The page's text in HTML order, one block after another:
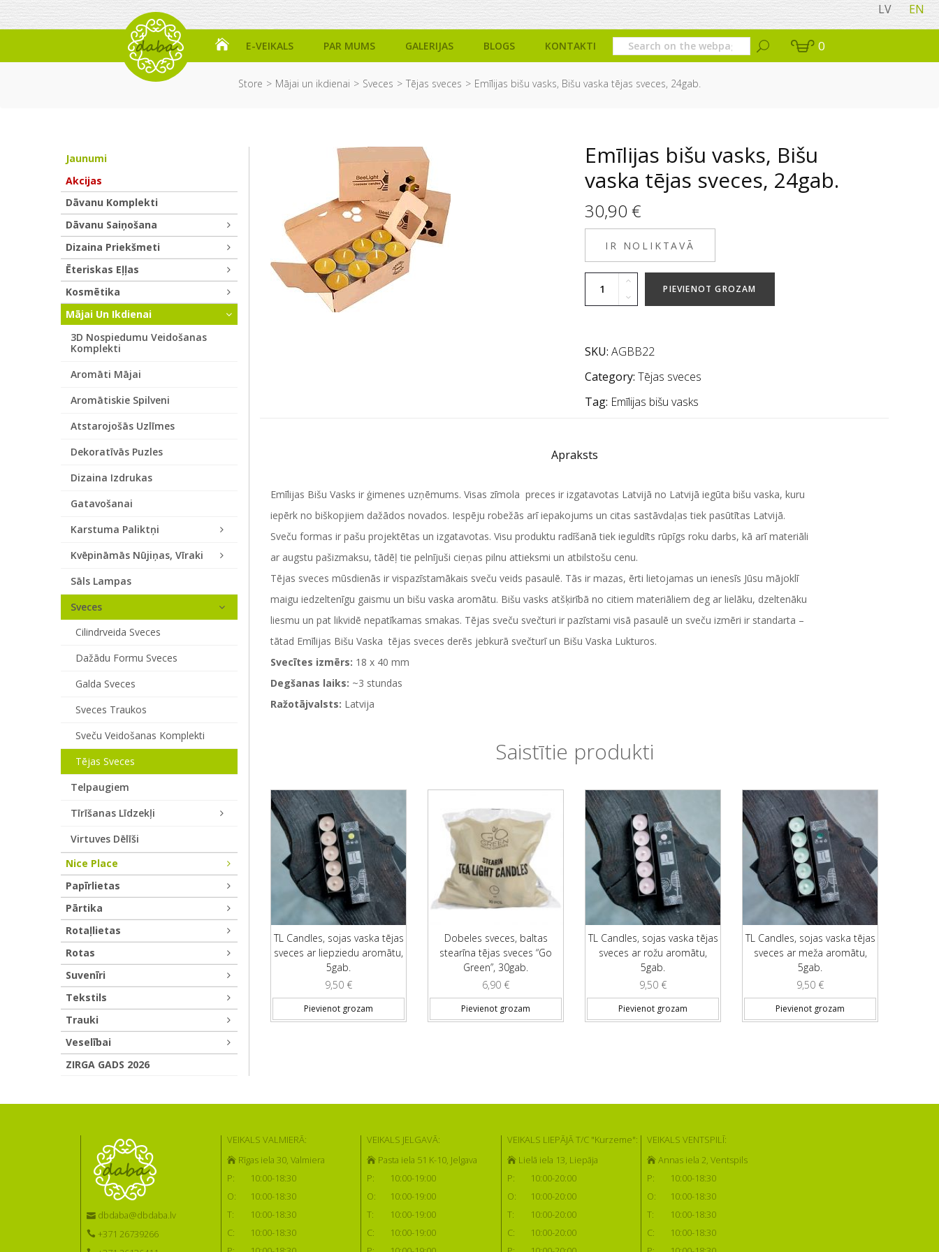
LV EN
E-VEIKALS PAR MUMS GALERIJAS BLOGS KONTAKTI 0
Store Mājai un ikdienai Sveces Tējas sveces Emīlijas bišu vasks, Bišu vaska tējas sveces, 24gab.
Emīlijas bišu vasks, Bišu
vaska tējas sveces, 24gab.
30,90 €
IR NOLIKTAVĀ
PIEVIENOT GROZAM
SKU: AGBB22
Category: Tējas sveces
Tag: Emīlijas bišu vasks
Apraksts
Emīlijas Bišu Vasks ir ģimenes uzņēmums. Visas zīmola preces ir izgatavotas Latvijā no Latvijā iegūta bišu vaska, kuru
iepērk no biškopjiem dažādos novados. Iespēju robežās arī iepakojums un citas sastāvdaļas tiek pasūtītas Latvijā.
Sveču formas ir pašu projektētas un izgatavotas. Visu produktu radīšanā tiek ieguldīts rūpīgs roku darbs, kā arī materiāli
ar augstu pašizmaksu, tādēļ tie pelnījuši cieņas pilnu attieksmi un atbilstošu cenu.
Tējas sveces mūsdienās ir vispazīstamākais sveču veids pasaulē. Tās ir mazas, ērti lietojamas un ienesīs Jūsu mājoklī
maigu iedzeltenīgu gaismu un bišu vaska aromātu. Bišu vasks atšķirībā no citiem materiāliem deg ar lielāku, dzeltenāku
liesmu un pat likvidē nepatīkamas smakas. Tējas sveču svečturi ir pazīstami visā pasaulē un sveču izmēri ir standarta –
tātad Emīlijas Bišu Vaska tējas sveces derēs jebkurā svečturī un Bišu Vaska Lukturos.
Svecītes izmērs: 18 x 40 mm
Degšanas laiks: ~3 stundas
Ražotājvalsts: Latvija
Saistītie produkti
TL Candles, sojas vaska tējas
sveces ar liepziedu aromātu,
5gab.
9,50 €
Pievienot grozam
Dobeles sveces, baltas
stearīna tējas sveces “Go
Green”, 30gab.
6,90 €
Pievienot grozam
TL Candles, sojas vaska tējas
sveces ar rožu aromātu,
5gab.
9,50 €
Pievienot grozam
TL Candles, sojas vaska tējas
sveces ar meža aromātu,
5gab.
9,50 €
Pievienot grozam
Jaunumi
Akcijas
Dāvanu Komplekti
Dāvanu Saiņošana
Dizaina Priekšmeti
Ēteriskas Eļļas
Kosmētika
Mājai Un Ikdienai
3D Nospiedumu Veidošanas
Komplekti
Aromāti Mājai
Aromātiskie Spilveni
Atstarojošās Uzlīmes
Dekoratīvās Puzles
Dizaina Izdrukas
Gatavošanai
Karstuma Paliktņi
Kvēpināmās Nūjiņas, Vīraki
Sāls Lampas
Sveces
Cilindrveida Sveces
Dažādu Formu Sveces
Galda Sveces
Sveces Traukos
Sveču Veidošanas Komplekti
Tējas Sveces
Telpaugiem
Tīrīšanas Līdzekļi
Virtuves Dēlīši
Nice Place
Papīrlietas
Pārtika
Rotaļlietas
Rotas
Suvenīri
Tekstils
Trauki
Veselībai
ZIRGA GADS 2026
dbdaba@dbdaba.lv
+371 26739266
VEIKALS VALMIERĀ:
Rīgas iela 30, Valmiera
P:
10:00-18:30
O:
10:00-18:30
T:
10:00-18:30
C:
10:00-18:30
VEIKALS JELGAVĀ:
Pasta iela 51 K-10, Jelgava
P:
10:00-19:00
O:
10:00-19:00
T:
10:00-19:00
C:
10:00-19:00
VEIKALS LIEPĀJĀ T/C "Kurzeme":
Lielā iela 13, Liepāja
P:
10:00-20:00
O:
10:00-20:00
T:
10:00-20:00
C:
10:00-20:00
VEIKALS VENTSPILĪ:
Annas iela 2, Ventspils
P:
10:00-18:30
O:
10:00-18:30
T:
10:00-18:30
C:
10:00-18:30